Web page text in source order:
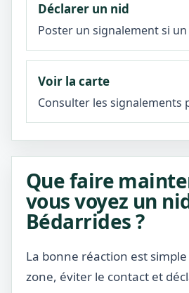
Déclarer un nid
Poster un signalement si
Voir la carte
Consulter les signalements
Que faire
vous voyez un
Bédarrides ?
La bonne réaction est
zone, éviter le contact et